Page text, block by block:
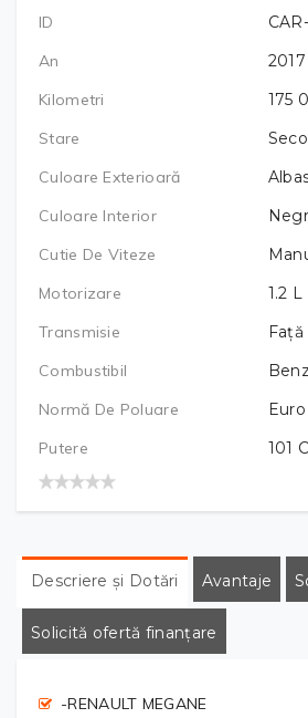
ID
An
2017
Kilometri
175
Stare
Culoare Exterioară
Culoare Interior
Cutie De Viteze
Motorizare
1.2 L
Transmisie
Față
Combustibil
Normă De Poluare
Putere
101
Descriere și Dotări Avantaje
Solicită ofertă finanțare
-RENAULT MEGANE